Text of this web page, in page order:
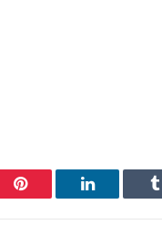
Pinterest LinkedIn